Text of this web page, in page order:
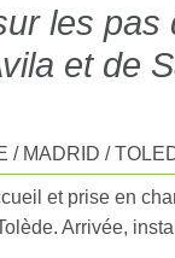
les pas
et de
/ MADRID /
et prise en
Arrivée,